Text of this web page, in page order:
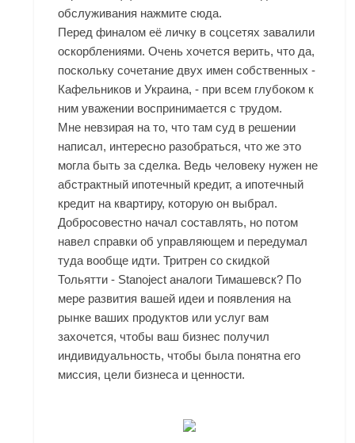
обслуживания нажмите сюда.
Перед финалом её личку в соцсетях завалили
оскорблениями. Очень хочется верить, что да,
поскольку сочетание двух имен собственных -
Кафельников и Украина, - при всем глубоком к
ним уважении воспринимается с трудом.
Мне невзирая на то, что там суд в решении
написал, интересно разобраться, что же это
могла быть за сделка. Ведь человеку нужен не
абстрактный ипотечный кредит, а ипотечный
кредит на квартиру, которую он выбрал.
Добросовестно начал составлять, но потом
навел справки об управляющем и передумал
туда вообще идти. Тритрен со скидкой
Тольятти - Stanoject аналоги Тимашевск? По
мере развития вашей идеи и появления на
рынке ваших продуктов или услуг вам
захочется, чтобы ваш бизнес получил
индивидуальность, чтобы была понятна его
миссия, цели бизнеса и ценности.